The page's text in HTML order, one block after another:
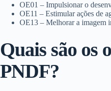
OE01 – Impulsionar o
OE11 – Estimular ações de
OE13 – Melhorar a imagem
Quais são os
PNDF?